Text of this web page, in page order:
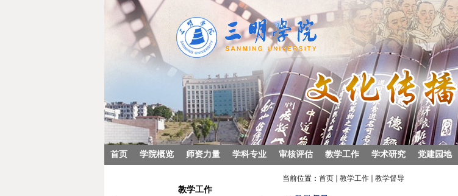
首页 学院概览 师资力量 学科专业 审核评估 教学工作 学术研究 党建园地
教学工作
当前位置： 首页 教学工作 教学督导